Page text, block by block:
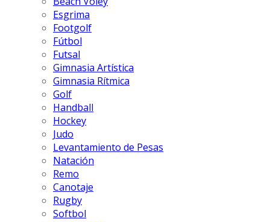
Esgrima
Footgolf
Fútbol
Futsal
Gimnasia Artística
Gimnasia Rítmica
Golf
Handball
Hockey
Judo
Levantamiento de Pesas
Natación
Remo
Canotaje
Rugby
Softbol